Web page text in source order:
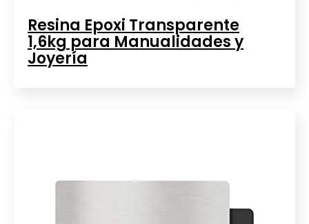
Resina Epoxi Transparente
1,6kg para Manualidades y
Joyería